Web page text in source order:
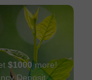
$1000 more!
Deposit